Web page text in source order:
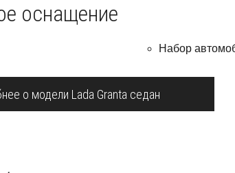
оснащение
Набор
о модели Lada Granta седан